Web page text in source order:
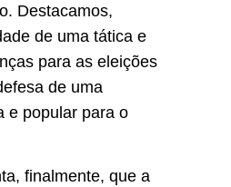
Destacamos,
de uma tática e
para as eleições
de uma
e popular para o
finalmente, que a